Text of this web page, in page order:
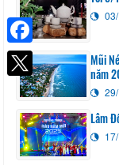
Mũi
năm
Lâm
Facebook